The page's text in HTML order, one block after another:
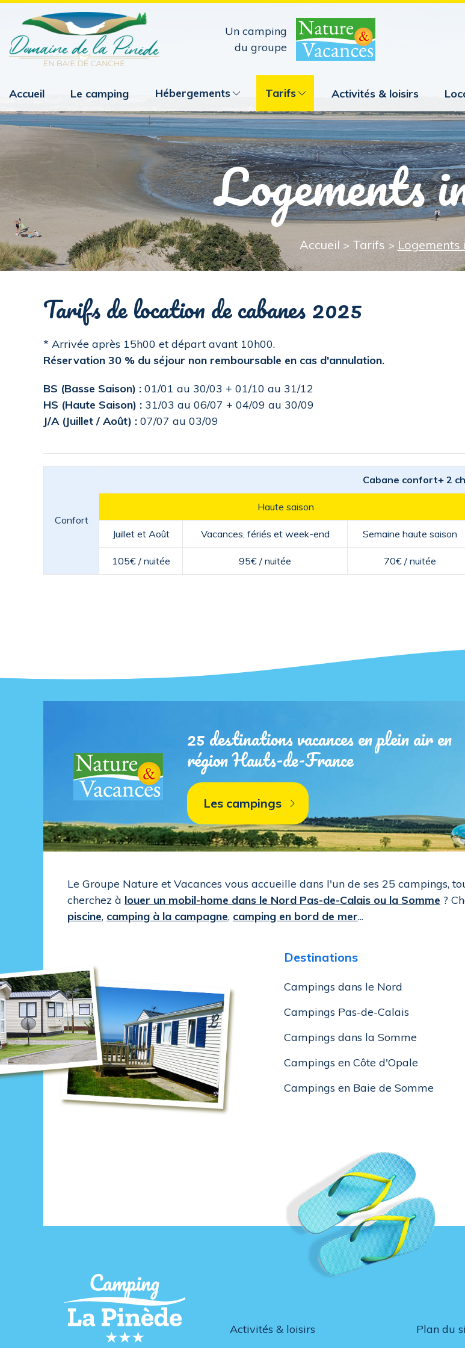
Un camping
du groupe
Accueil Le camping Hébergements Tarifs Activités & loisirs
Logements
Accueil Tarifs Logements
Tarifs de location de cabanes 2025
* Arrivée après 15h00 et départ avant 10h00.
Réservation 30 % du séjour non remboursable en cas d'annulation.
BS (Basse Saison) : 01/01 au 30/03 + 01/10 au 31/12
HS (Haute Saison) : 31/03 au 06/07 + 04/09 au 30/09
J/A (Juillet / Août) : 07/07 au 03/09
Confort
Cabane confort+ 2
Haute saison
Juillet et Août Vacances, fériés et week-end Semaine haute saison
105€ / nuitée 95€ / nuitée 70€ / nuitée
25 destinations vacances en plein air en
région Hauts-de-France
Les campings
Le Groupe Nature et Vacances vous accueille dans l'un de ses 25 campings,
cherchez à louer un mobil-home dans le Nord Pas-de-Calais ou la Somme ?
piscine, camping à la campagne, camping en bord de mer...
Destinations
Campings dans le Nord
Campings Pas-de-Calais
Campings dans la Somme
Campings en Côte d'Opale
Campings en Baie de Somme
Activités & loisirs
Plan du